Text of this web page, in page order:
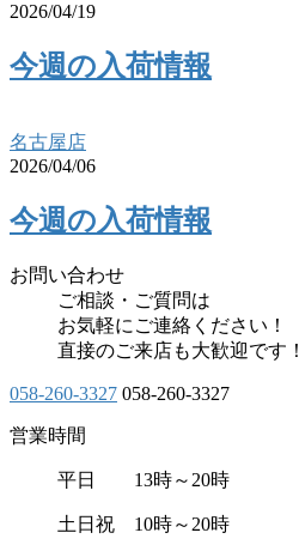
2026/04/19
今週の入荷情報
名古屋店
2026/04/06
今週の入荷情報
お問い合わせ
ご相談・ご質問は
お気軽にご連絡ください！
直接のご来店も大歓迎です！
058-260-3327 058-260-3327
営業時間
平日 13時～20時
土日祝 10時～20時